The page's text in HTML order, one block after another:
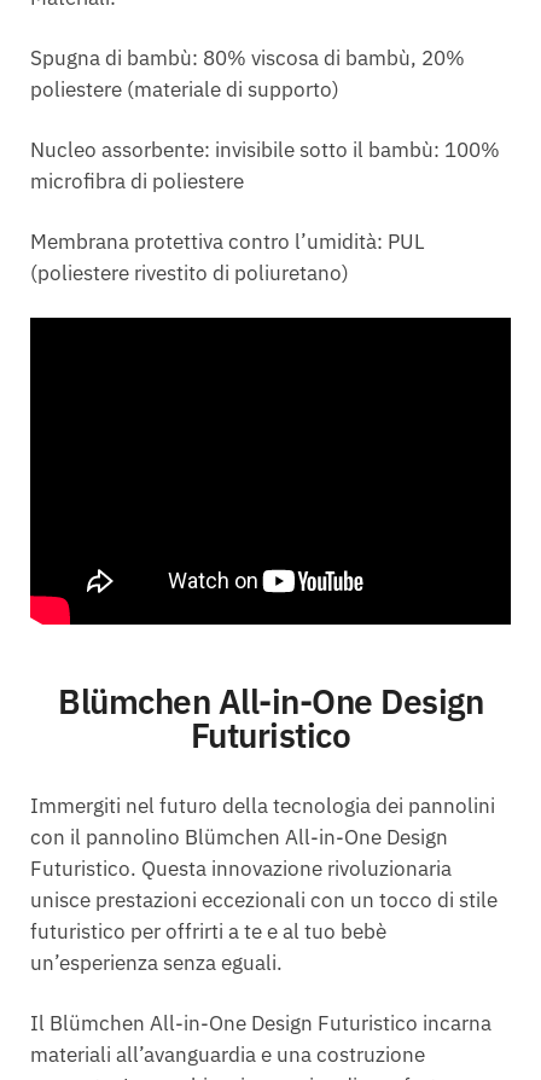
Spugna di bambù: 80% viscosa di bambù, 20%
poliestere (materiale di supporto)
Nucleo assorbente: invisibile sotto il bambù: 100%
microfibra di poliestere
Membrana protettiva contro l’umidità: PUL
(poliestere rivestito di poliuretano)
Blümchen All-in-One Design
Futuristico
Immergiti nel futuro della tecnologia dei pannolini
con il pannolino Blümchen All-in-One Design
Futuristico. Questa innovazione rivoluzionaria
unisce prestazioni eccezionali con un tocco di stile
futuristico per offrirti a te e al tuo bebè
un’esperienza senza eguali.
Il Blümchen All-in-One Design Futuristico incarna
materiali all’avanguardia e una costruzione